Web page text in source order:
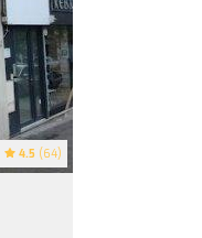
4.5 (64)